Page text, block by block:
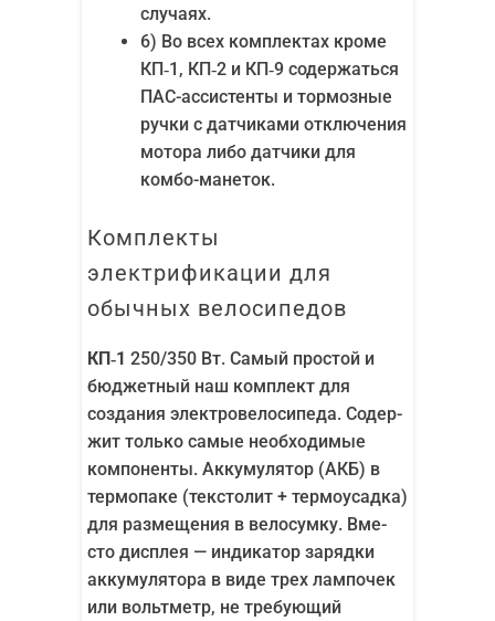
случаях.
6) Во всех ком­плек­тах кро­ме
КП‑1, КП‑2 и КП‑9 содер­жать­ся
ПАС-асси­стен­ты и тор­моз­ные
руч­ки с дат­чи­ка­ми отклю­че­ния
мото­ра либо дат­чи­ки для
комбо-манеток.
Ком­плек­ты
элек­три­фи­ка­ции для
обыч­ных велосипедов
КП‑1 250/350 Вт. Самый про­стой и
бюд­жет­ный наш ком­плект для
созда­ния элек­тро­ве­ло­си­пе­да. Содер­
жит толь­ко самые необ­хо­ди­мые
ком­по­нен­ты. Акку­му­ля­тор (АКБ) в
тер­мо­па­ке (тек­сто­лит + тер­мо­усад­ка)
для раз­ме­ще­ния в вело­сум­ку. Вме­
сто дис­плея — инди­ка­тор заряд­ки
акку­му­ля­то­ра в виде трех лам­по­чек
или вольт­метр, не тре­бу­ю­щий